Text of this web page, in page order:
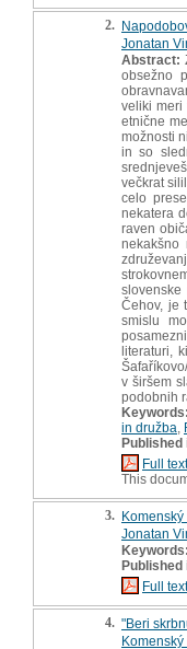
2.
Jonatan
Abstract:
obsežno
veliki meri
etnične
možnosti
in so
večkrat
celo
nekatera
raven
Čehov, je
smislu
literaturi,
v širšem
podobnih
Keywords:
in družba
Published
Full text
This
3.
Jonatan
Keywords:
Published
Full text
4. "Beri